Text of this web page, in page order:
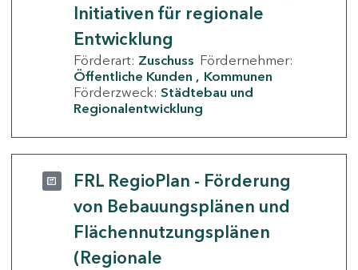
Initiativen für regionale
Entwicklung
Förderart: Zuschuss Fördernehmer:
Öffentliche Kunden
Kommunen
Förderzweck: Städtebau und
Regionalentwicklung
FRL RegioPlan - Förderung
von Bebauungsplänen und
Flächennutzungsplänen
(Regionale